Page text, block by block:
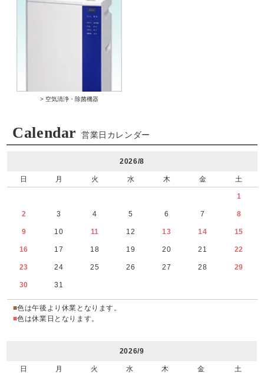
> 空気清浄・除菌機器
Calendar 営業日カレンダー
2026/8
日 月 火 水 木 金 土
1
2 3 4 5 6 7 8
9 10 11 12 13 14 15
16 17 18 19 20 21 22
23 24 25 26 27 28 29
30 31
■色は午後より休業となります。
■色は休業日となります。
2026/9
日 月 火 水 木 金 土